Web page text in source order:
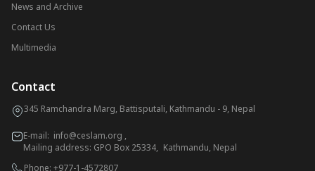
News and Archive
Contact Us
Multimedia
Contact
345 Ramchandra Marg, Battisputali, Kathmandu - 9, Nepal
E-mail: info@ceslam.org ,
Mailing address: GPO Box 25334, Kathmandu, Nepal
Phone: +977-1-4572807